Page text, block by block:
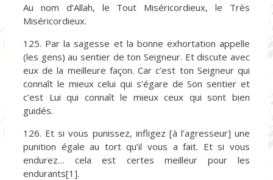
Au nom d’Allah, le Tout Miséricordieux, le Très
Miséricordieux.
125. Par la sagesse et la bonne exhortation appelle
(les gens) au sentier de ton Seigneur. Et discute avec
eux de la meilleure façon. Car c’est ton Seigneur qui
connaît le mieux celui qui s’égare de Son sentier et
c’est Lui qui connaît le mieux ceux qui sont bien
guidés.
126. Et si vous punissez, infligez [à l’agresseur] une
punition égale au tort qu’il vous a fait. Et si vous
endurez… cela est certes meilleur pour les
endurants[1].